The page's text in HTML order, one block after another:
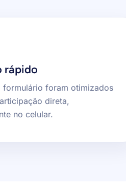
rápido
formulário foram otimizados
direta,
no celular.